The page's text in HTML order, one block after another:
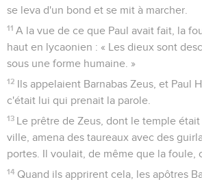
se leva d'un bond et se mit à marcher.
11 A la vue de ce que Paul avait fait, la
haut en lycaonien : « Les dieux sont
sous une forme humaine. »
12 Ils appelaient Barnabas Zeus, et Paul
c'était lui qui prenait la parole.
13 Le prêtre de Zeus, dont le temple
ville, amena des taureaux avec des
portes. Il voulait, de même que la foule,
14 Quand ils apprirent cela, les apôtres